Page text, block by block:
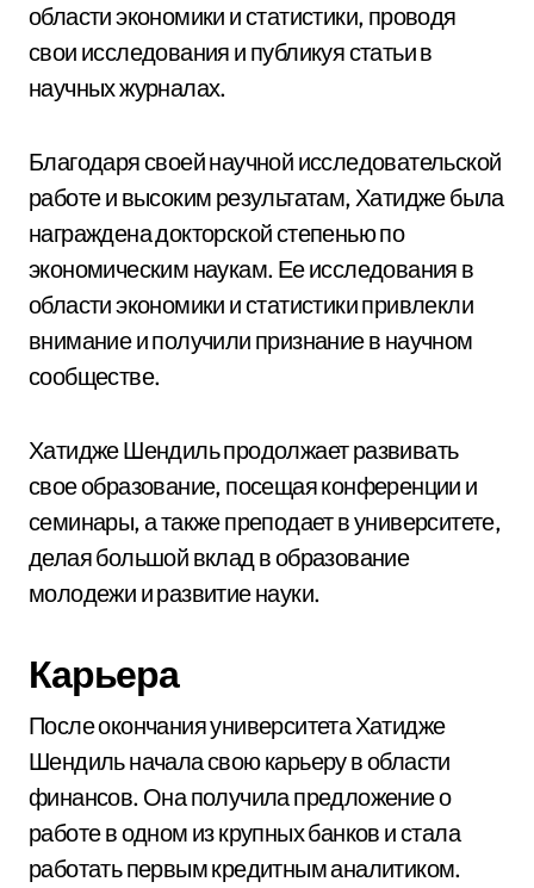
области экономики и статистики, проводя
свои исследования и публикуя статьи в
научных журналах.
Благодаря своей научной исследовательской
работе и высоким результатам, Хатидже была
награждена докторской степенью по
экономическим наукам. Ее исследования в
области экономики и статистики привлекли
внимание и получили признание в научном
сообществе.
Хатидже Шендиль продолжает развивать
свое образование, посещая конференции и
семинары, а также преподает в университете,
делая большой вклад в образование
молодежи и развитие науки.
Карьера
После окончания университета Хатидже
Шендиль начала свою карьеру в области
финансов. Она получила предложение о
работе в одном из крупных банков и стала
работать первым кредитным аналитиком.